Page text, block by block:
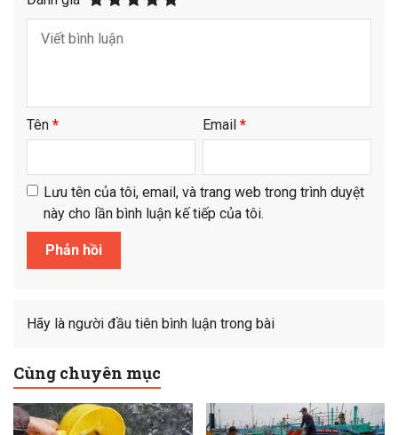
Tên * Email *
Lưu tên của tôi, email, và trang web trong trình duyệt
này cho lần bình luận kế tiếp của tôi.
Hãy là người đầu tiên bình luận trong bài
Cùng chuyên mục